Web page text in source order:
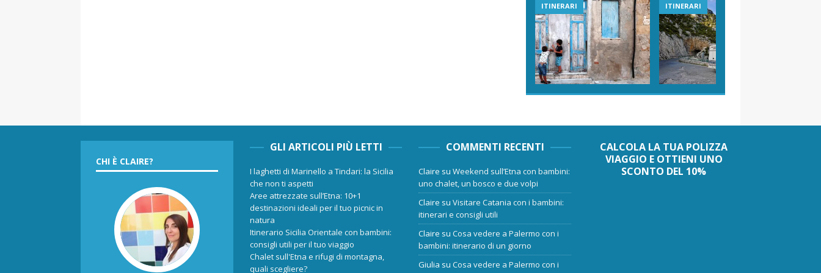
ITINERARI ITINERARI
CHI È CLAIRE?
GLI ARTICOLI PIÙ LETTI
I laghetti di Marinello a Tindari: la Sicilia
che non ti aspetti
Aree attrezzate sull’Etna: 10+1
destinazioni ideali per il tuo picnic in
natura
Itinerario Sicilia Orientale con bambini:
consigli utili per il tuo viaggio
Chalet sull'Etna e rifugi di montagna,
quali scegliere?
COMMENTI RECENTI
Claire suWeekend sull’Etna con bambini:
uno chalet, un bosco e due volpi
Claire suVisitare Catania con i bambini:
itinerari e consigli utili
Claire suCosa vedere a Palermo con i
bambini: itinerario di un giorno
Giulia suCosa vedere a Palermo con i
CALCOLA LA TUA POLIZZA
VIAGGIO E OTTIENI UNO
SCONTO DEL 10%